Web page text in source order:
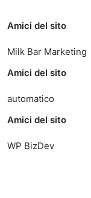
Amici del sito
Milk Bar Marketing
Amici del sito
automatico
Amici del sito
WP BizDev